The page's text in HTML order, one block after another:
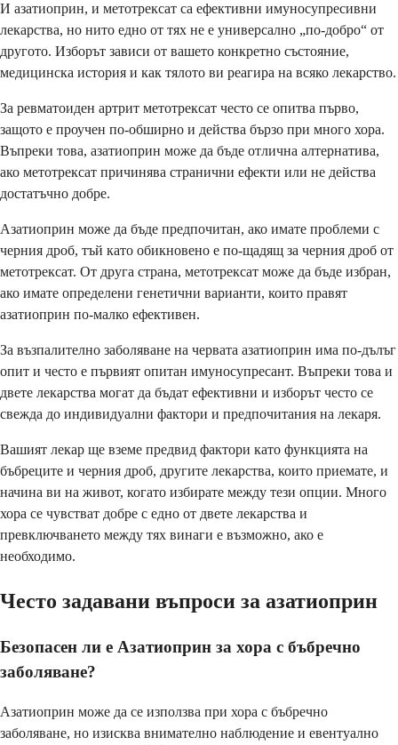
И азатиоприн, и метотрексат са ефективни имуносупресивни
лекарства, но нито едно от тях не е универсално „по-добро“ от
другото. Изборът зависи от вашето конкретно състояние,
медицинска история и как тялото ви реагира на всяко лекарство.
За ревматоиден артрит метотрексат често се опитва първо,
защото е проучен по-обширно и действа бързо при много хора.
Въпреки това, азатиоприн може да бъде отлична алтернатива,
ако метотрексат причинява странични ефекти или не действа
достатъчно добре.
Азатиоприн може да бъде предпочитан, ако имате проблеми с
черния дроб, тъй като обикновено е по-щадящ за черния дроб от
метотрексат. От друга страна, метотрексат може да бъде избран,
ако имате определени генетични варианти, които правят
азатиоприн по-малко ефективен.
За възпалително заболяване на червата азатиоприн има по-дълъг
опит и често е първият опитан имуносупресант. Въпреки това и
двете лекарства могат да бъдат ефективни и изборът често се
свежда до индивидуални фактори и предпочитания на лекаря.
Вашият лекар ще вземе предвид фактори като функцията на
бъбреците и черния дроб, другите лекарства, които приемате, и
начина ви на живот, когато избирате между тези опции. Много
хора се чувстват добре с едно от двете лекарства и
превключването между тях винаги е възможно, ако е
необходимо.
Често задавани въпроси за азатиоприн
Безопасен ли е Азатиоприн за хора с бъбречно
заболяване?
Азатиоприн може да се използва при хора с бъбречно
заболяване, но изисква внимателно наблюдение и евентуално